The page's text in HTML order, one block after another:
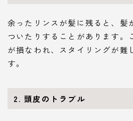
余ったリンスが髪に残ると、髪
ついたりすることがあります。
が損なわれ、スタイリングが難
す。
2. 頭皮のトラブル